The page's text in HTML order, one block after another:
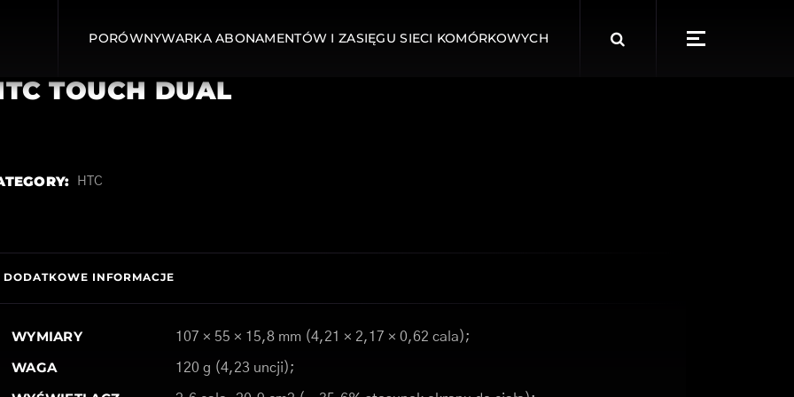
PORÓWNYWARKA ABONAMENTÓW I ZASIĘGU SIECI KOMÓRKOWYCH
for:
TOUCH DUAL
HTC
DODATKOWE INFORMACJE
WYMIARY 107 × 55 × 15,8 mm (4,21 × 2,17 × 0,62 cala);
WAGA 120 g (4,23 uncji);